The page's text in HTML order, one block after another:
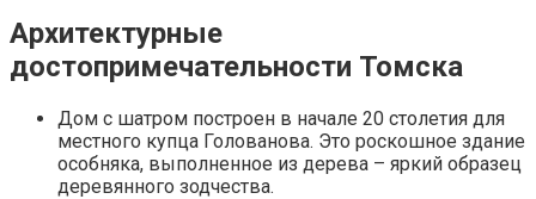
Архитектурные
достопримечательности Томска
Дом с шатром построен в начале 20 столетия для
местного купца Голованова. Это роскошное здание
особняка, выполненное из дерева – яркий образец
деревянного зодчества.